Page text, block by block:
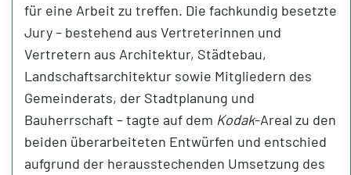
für eine Arbeit zu treffen. Die fachkundig besetzte
Jury – bestehend aus Vertreterinnen und
Vertretern aus Architektur, Städtebau,
Landschaftsarchitektur sowie Mitgliedern des
Gemeinderats, der Stadtplanung und
Bauherrschaft – tagte auf dem Kodak-Areal zu den
beiden überarbeiteten Entwürfen und entschied
aufgrund der herausstechenden Umsetzung des